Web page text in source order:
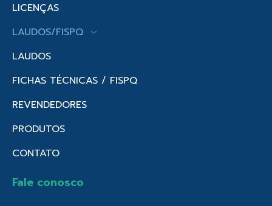
LICENÇAS
LAUDOS/FISPQ
LAUDOS
FICHAS TÉCNICAS / FISPQ
REVENDEDORES
PRODUTOS
CONTATO
Fale conosco